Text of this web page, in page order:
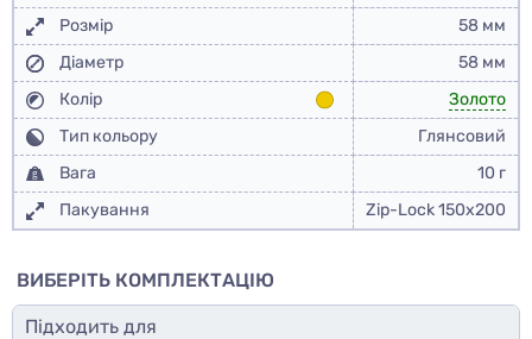
Розмір
58 мм
Діаметр
58 мм
Колір
Золото
Тип кольору
Глянсовий
Вага
10 г
Пакування
Zip-Lock 150x200
ВИБЕРІТЬ КОМПЛЕКТАЦІЮ
Підходить для